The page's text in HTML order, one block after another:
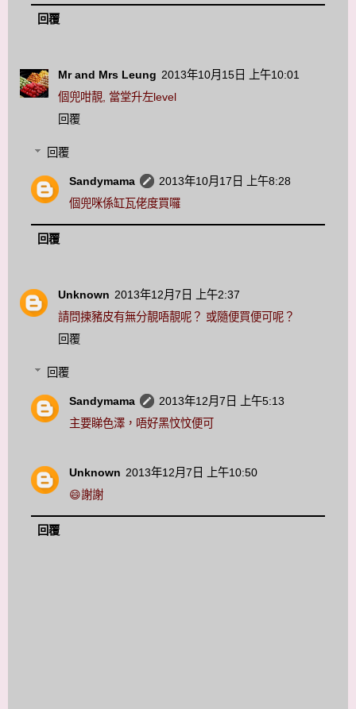
回覆
Mr and Mrs Leung 2013年10月15日 上午10:01
個兜咁靚, 當堂升左level
回覆
回覆
Sandymama
2013年10月17日 上午8:28
個兜咪係缸瓦佬度買囉
回覆
Unknown 2013年12月7日 上午2:37
請問㨂豬皮有無分靚唔靚呢？ 或隨便買便可呢？
回覆
回覆
Sandymama
2013年12月7日 上午5:13
主要睇色澤，唔好黑忟忟便可
Unknown 2013年12月7日 上午10:50
😄謝謝
回覆